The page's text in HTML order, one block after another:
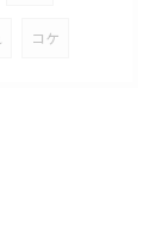
コケ